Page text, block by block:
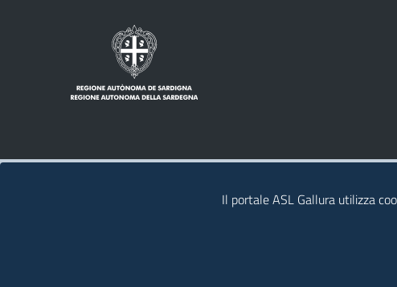
Il portale ASL Gallura utilizza